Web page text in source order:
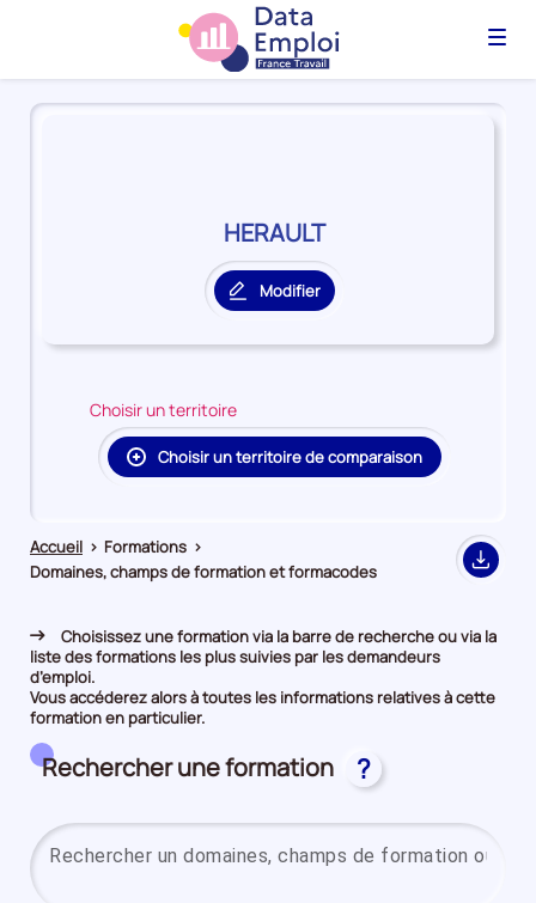
Menu
Panorama
HERAULT
Modifier
le
principal
Choisir un territoire
Choisir un territoire de comparaison
Accueil > Formations >
Domaines, champs de formation et formacodes
Export
Choisissez une formation via la barre de recherche ou via la
liste des formations les plus suivies par les demandeurs
d’emploi.
Vous accéderez alors à toutes les informations relatives à cette
formation en particulier.
Rechercher une formation ?